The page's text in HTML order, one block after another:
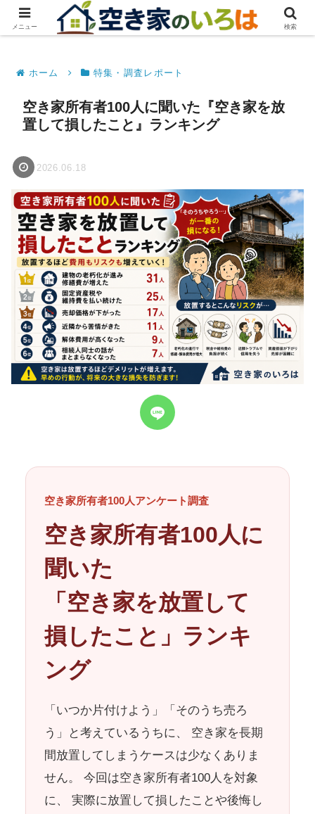
ホーム 特集・調査レポート
空き家所有者100人に聞いた『空き家を放
置して損したこと』ランキング
2026.06.18
空き家所有者100人アンケート調査
空き家所有者100人に
聞いた
「空き家を放置して
損したこと」ランキ
ング
「いつか片付けよう」「そのうち売ろ
う」と考えているうちに、 空き家を長期
間放置してしまうケースは少なくありま
せん。 今回は空き家所有者100人を対象
に、 実際に放置して損したことや後悔し
メニュー 検索